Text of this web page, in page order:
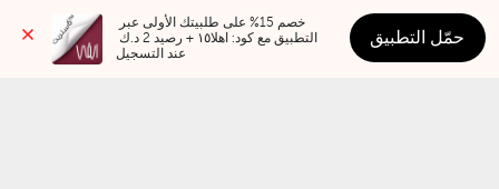
عند التسجيل
حمّل التطبيق